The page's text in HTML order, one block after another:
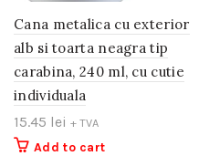
Cana metalica cu exterior
alb si toarta neagra tip
carabina, 240 ml, cu cutie
individuala
15.45 lei + TVA
Add to cart